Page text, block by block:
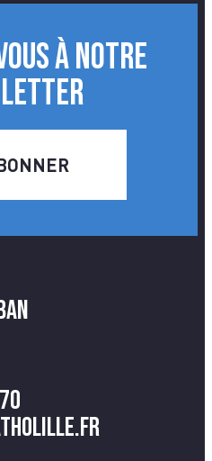
À NOTRE